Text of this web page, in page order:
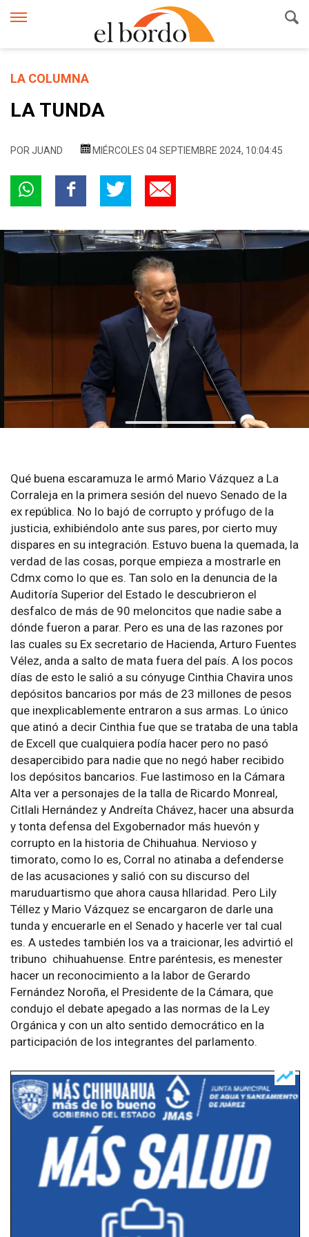
LA COLUMNA
LA TUNDA
POR JUAND MIÉRCOLES 04 SEPTIEMBRE 2024, 10:04:45
Qué buena escaramuza le armó Mario Vázquez a La
Corraleja en la primera sesión del nuevo Senado de la
ex república. No lo bajó de corrupto y prófugo de la
justicia, exhibiéndolo ante sus pares, por cierto muy
dispares en su integración. Estuvo buena la quemada, la
verdad de las cosas, porque empieza a mostrarle en
Cdmx como lo que es. Tan solo en la denuncia de la
Auditoría Superior del Estado le descubrieron el
desfalco de más de 90 meloncitos que nadie sabe a
dónde fueron a parar. Pero es una de las razones por
las cuales su Ex secretario de Hacienda, Arturo Fuentes
Vélez, anda a salto de mata fuera del país. A los pocos
días de esto le salió a su cónyuge Cinthia Chavira unos
depósitos bancarios por más de 23 millones de pesos
que inexplicablemente entraron a sus armas. Lo único
que atinó a decir Cinthia fue que se trataba de una tabla
de Excell que cualquiera podía hacer pero no pasó
desapercibido para nadie que no negó haber recibido
los depósitos bancarios. Fue lastimoso en la Cámara
Alta ver a personajes de la talla de Ricardo Monreal,
Citlali Hernández y Andreíta Chávez, hacer una absurda
y tonta defensa del Exgobernador más huevón y
corrupto en la historia de Chihuahua. Nervioso y
timorato, como lo es, Corral no atinaba a defenderse
de las acusaciones y salió con su discurso del
maruduartismo que ahora causa hllaridad. Pero Lily
Téllez y Mario Vázquez se encargaron de darle una
tunda y encuerarle en el Senado y hacerle ver tal cual
es. A ustedes también los va a traicionar, les advirtió el
tribuno chihuahuense. Entre paréntesis, es menester
hacer un reconocimiento a la labor de Gerardo
Fernández Noroña, el Presidente de la Cámara, que
condujo el debate apegado a las normas de la Ley
Orgánica y con un alto sentido democrático en la
participación de los integrantes del parlamento.